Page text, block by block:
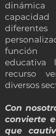
función
educativa
recurso
diversos
Con
convierte
que